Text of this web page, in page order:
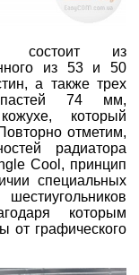
состоит из
из 53 и 50
а также трех
74 мм,
который
отметим,
радиатора
Cool, принцип
специальных
которым
от графического